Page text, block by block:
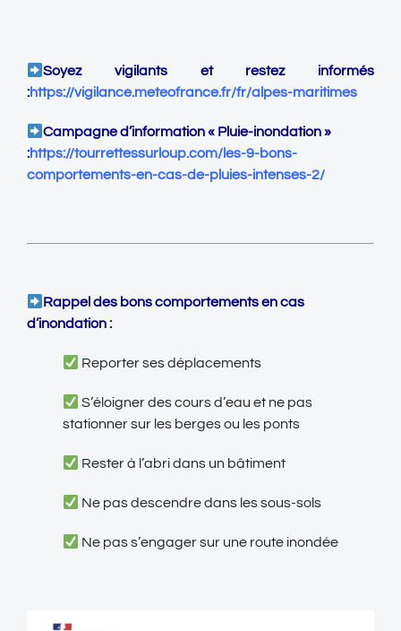
Soyez vigilants et restez informés
:https://vigilance.meteofrance.fr/fr/alpes-maritimes
Campagne d’information « Pluie-inondation »
:https://tourrettessurloup.com/les-9-bons-
comportements-en-cas-de-pluies-intenses-2/
Rappel des bons comportements en cas
d’inondation :
Reporter ses déplacements
S’éloigner des cours d’eau et ne pas
stationner sur les berges ou les ponts
Rester à l’abri dans un bâtiment
Ne pas descendre dans les sous-sols
Ne pas s’engager sur une route inondée